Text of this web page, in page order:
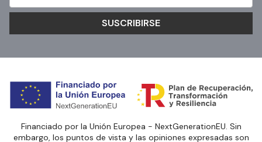
SUSCRIBIRSE
Financiado por la Unión Europea - NextGenerationEU. Sin
embargo, los puntos de vista y las opiniones expresadas son